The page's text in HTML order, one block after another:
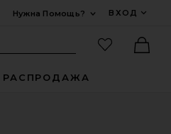
Нужна Помощь?
ВХОД
Поиск: Site
РАСПРОДАЖА